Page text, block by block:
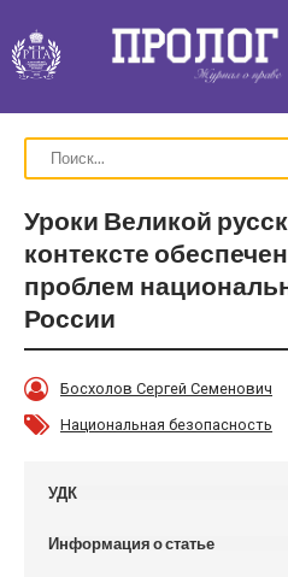
Уроки Великой
контексте
проблем
России
Босхолов Сергей Семенович
Национальная безопасность
УДК
Информация о статье